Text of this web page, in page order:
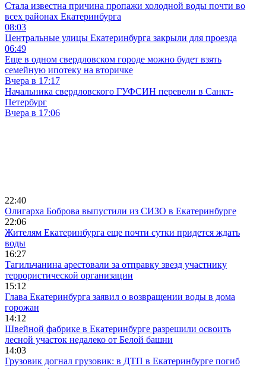
Стала известна причина пропажи холодной воды почти во
всех районах Екатеринбурга
08:03
Центральные улицы Екатеринбурга закрыли для проезда
06:49
Еще в одном свердловском городе можно будет взять
семейную ипотеку на вторичке
Вчера в 17:17
Начальника свердловского ГУФСИН перевели в Санкт-
Петербург
Вчера в 17:06
22:40
Олигарха Боброва выпустили из СИЗО в Екатеринбурге
22:06
Жителям Екатеринбурга еще почти сутки придется ждать
воды
16:27
Тагильчанина арестовали за отправку звезд участнику
террористической организации
15:12
Глава Екатеринбурга заявил о возвращении воды в дома
горожан
14:12
Швейной фабрике в Екатеринбурге разрешили освоить
лесной участок недалеко от Белой башни
14:03
Грузовик догнал грузовик: в ДТП в Екатеринбурге погиб